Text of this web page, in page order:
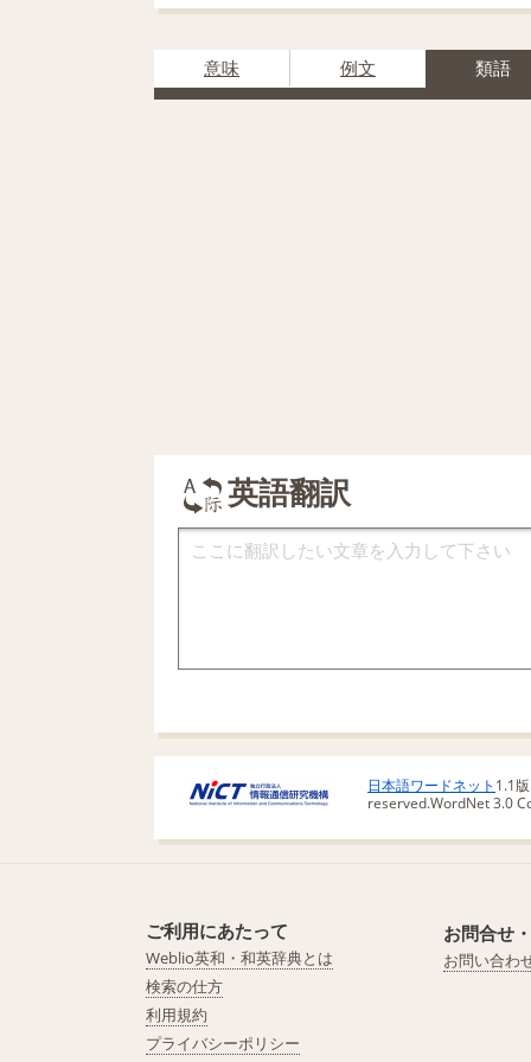
意味 例文 類語
英語翻訳
日本語ワードネット 1.1
reserved.WordNet 3.0
ご利用にあたって
Weblio英和・和英辞典とは
検索の仕方
利用規約
プライバシーポリシー
お問合せ
お問い合わ